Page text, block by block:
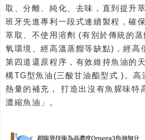
取、分離、純化、去味，直到提升
班牙先進專利一段式連續製程，確
萃取、不使用溶劑 (有別於傳統的
氧環境、經高溫蒸餾等缺點)，經高
第四道還原程序，有效維持魚油的
構TG型魚油(三酸甘油酯型式 )。高
熱量的補充， 打造出沒有魚腥味特
濃縮魚油」。